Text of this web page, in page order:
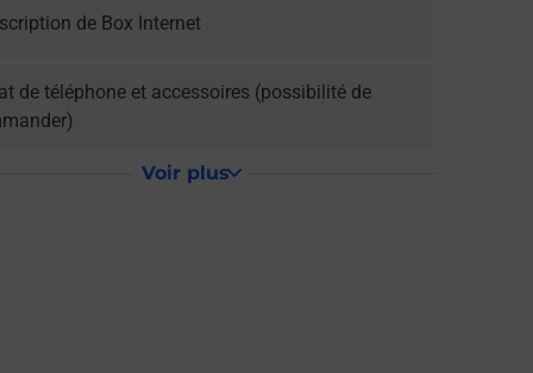
de Box Internet
de téléphone et accessoires (possibilité de
Voir plus